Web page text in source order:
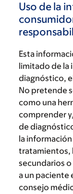
Uso de la
Esta
limitado de la
diagnóstico,
No pretende
como una
comprender
de
la
tratamientos,
secundarios
a un paciente
consejo